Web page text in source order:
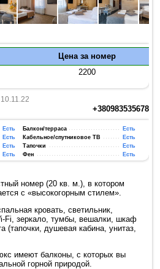
Цена за номер
2200
+380983535678
Есть Балкон/терраса
Есть
Есть Кабельное/спутниковое ТВ
Есть
Есть Тапочки
Есть
Есть Фен Есть
номер (20 кв. м.), в котором
с «высокогорным стилем».
кровать, светильник,
Fi, зеркало, тумбы, вешалки, шкаф
(тапочки, душевая кабина, унитаз,
имеют балконы, с которых вы
горной природой.